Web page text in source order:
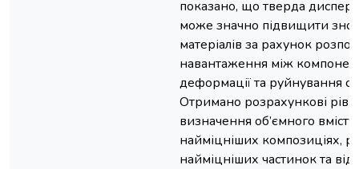
показано, що тверда
може значно підвищити
матеріалів за рахунок
навантаження між
деформації та руйнування
Отримано розрахункові
визначення об’ємного
найміцніших композиціях,
найміцніших частинок та